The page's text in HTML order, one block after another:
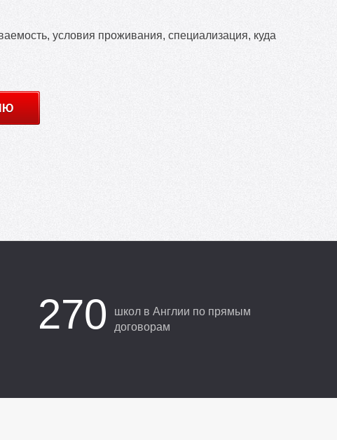
условия проживания, специализация, куда
270
школ в Англии по прямым
договорам